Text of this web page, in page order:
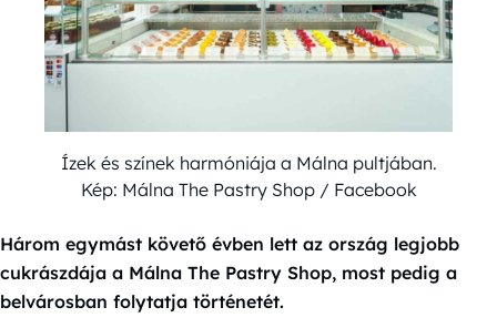
Ízek és színek harmóniája a Málna pultjában.
Kép: Málna The Pastry Shop / Facebook
Három egymást követő évben lett az ország legjobb
cukrászdája a Málna The Pastry Shop, most pedig a
belvárosban folytatja történetét.